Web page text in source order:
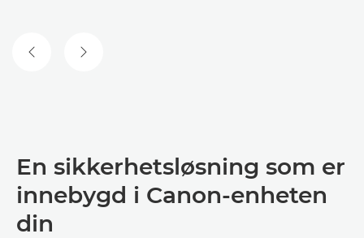
FORRIGE LYSBILDE
NESTE LYSBILDE
En sikkerhetsløsning som er
innebygd i Canon-enheten
din